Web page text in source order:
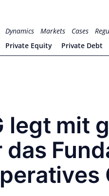
Dynamics Markets Cases
Private Equity Private Debt
legt mit